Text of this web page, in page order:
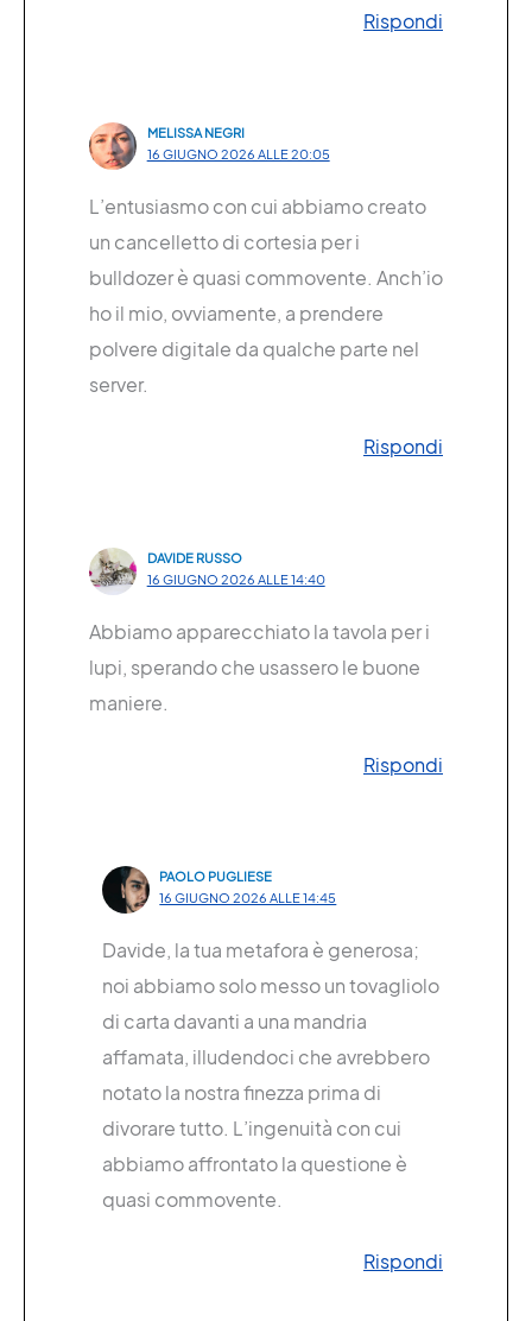
Rispondi
MELISSA NEGRI
16 GIUGNO 2026 ALLE 20:05
L’entusiasmo con cui abbiamo creato
un cancelletto di cortesia per i
bulldozer è quasi commovente. Anch’io
ho il mio, ovviamente, a prendere
polvere digitale da qualche parte nel
server.
Rispondi
DAVIDE RUSSO
16 GIUGNO 2026 ALLE 14:40
Abbiamo apparecchiato la tavola per i
lupi, sperando che usassero le buone
maniere.
Rispondi
PAOLO PUGLIESE
16 GIUGNO 2026 ALLE 14:45
Davide, la tua metafora è generosa;
noi abbiamo solo messo un tovagliolo
di carta davanti a una mandria
affamata, illudendoci che avrebbero
notato la nostra finezza prima di
divorare tutto. L’ingenuità con cui
abbiamo affrontato la questione è
quasi commovente.
Rispondi